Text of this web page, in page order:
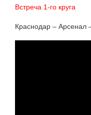
Встреча 1-го круга
Краснодар – Арсенал